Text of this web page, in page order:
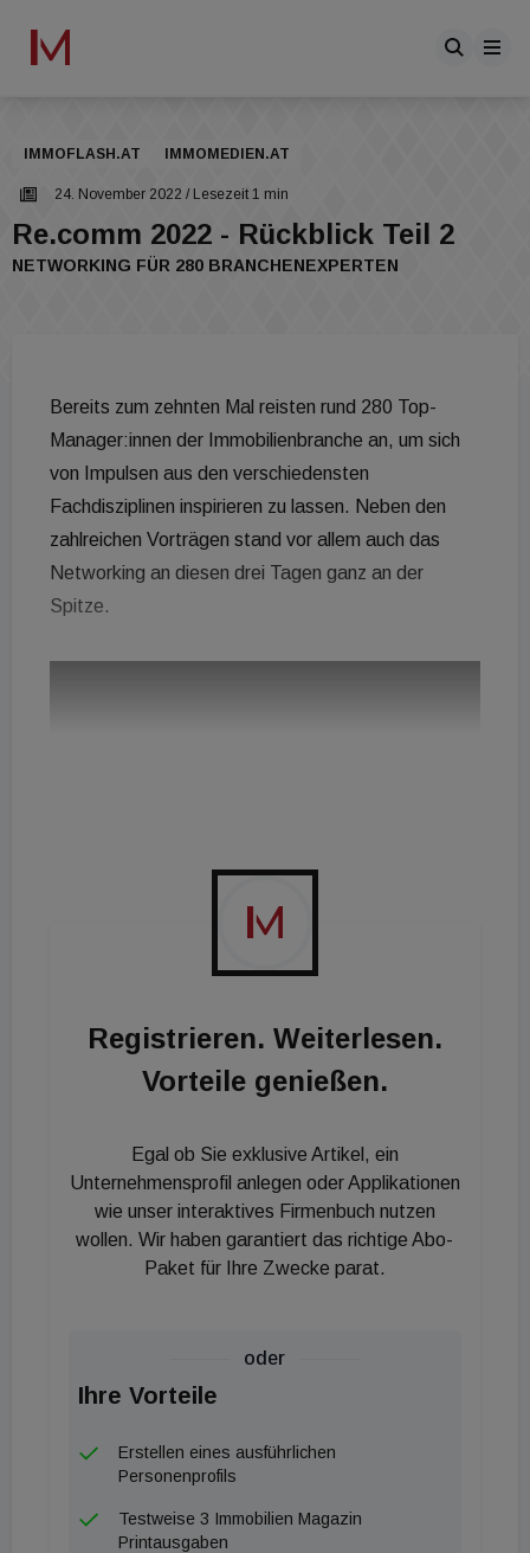
IMMOFLASH.AT IMMOMEDIEN.AT
24. November 2022 / Lesezeit 1 min
Re.comm 2022 - Rückblick Teil 2
NETWORKING FÜR 280 BRANCHENEXPERTEN
Bereits zum zehnten Mal reisten rund 280 Top-
Manager:innen der Immobilienbranche an, um sich
von Impulsen aus den verschiedensten
Fachdisziplinen inspirieren zu lassen. Neben den
zahlreichen Vorträgen stand vor allem auch das
Networking an diesen drei Tagen ganz an der
Spitze.
Registrieren. Weiterlesen.
Vorteile genießen.
Egal ob Sie exklusive Artikel, ein
Unternehmensprofil anlegen oder Applikationen
wie unser interaktives Firmenbuch nutzen
wollen. Wir haben garantiert das richtige Abo-
Paket für Ihre Zwecke parat.
oder
Ihre Vorteile
Erstellen eines ausführlichen
Personenprofils
Testweise 3 Immobilien Magazin
Printausgaben